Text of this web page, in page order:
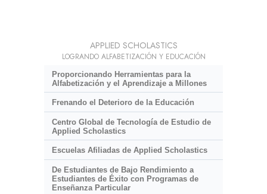
APPLIED SCHOLASTICS
LOGRANDO ALFABETIZACIÓN Y EDUCACIÓN
Proporcionando Herramientas para la
Alfabetización y el Aprendizaje a Millones
Frenando el Deterioro de la Educación
Centro Global de Tecnología de Estudio de
Applied Scholastics
Escuelas Afiliadas de Applied Scholastics
De Estudiantes de Bajo Rendimiento a
Estudiantes de Éxito con Programas de
Enseñanza Particular